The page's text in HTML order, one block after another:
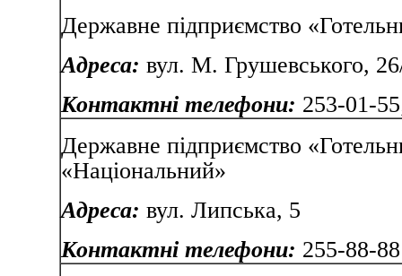
Державне підприємство
Адреса: вул. М. Грушевського,
Контактні телефони: 253-01-
Державне підприємство
«Національний»
Адреса: вул. Липська, 5
Контактні телефони: 255-88-88